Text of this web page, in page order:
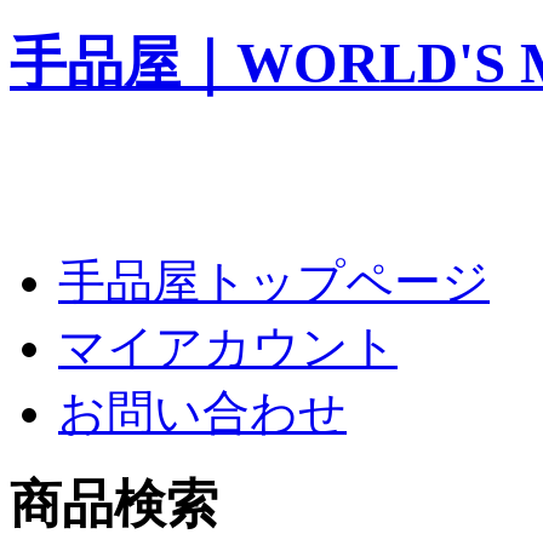
手品屋｜WORLD'S
手品屋トップページ
マイアカウント
お問い合わせ
商品検索